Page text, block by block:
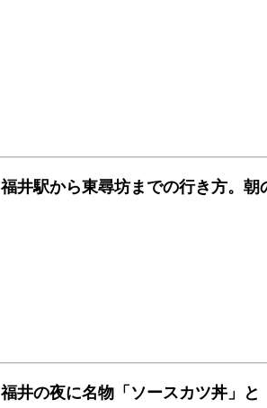
福井駅から東尋坊までの行き方。朝
福井の夜に名物「ソースカツ丼」と